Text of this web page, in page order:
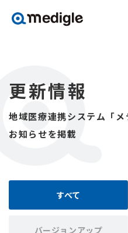
更新情報
地域医療連携システム「メ
お知らせを掲載
すべて
バージョンアップ